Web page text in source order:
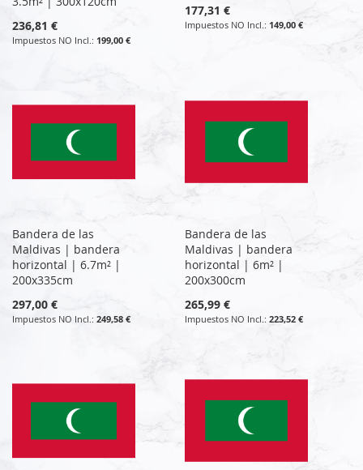
236,81 €
199,00 €
177,31 €
149,00 €
Bandera de las
Maldivas | bandera
horizontal | 6.7m² |
200x335cm
297,00 €
249,58 €
Bandera de las
Maldivas | bandera
horizontal | 6m² |
200x300cm
265,99 €
223,52 €